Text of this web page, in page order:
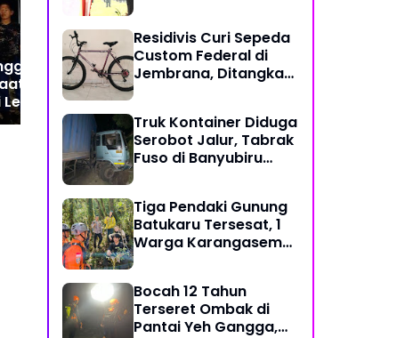
Terseret
Berenang di
Meninggal Saat Ambil
Kelapa Muda untuk
Upacara
Tengah Tantangan
Global
Residivis Curi Sepeda
Custom Federal di
Jembrana, Ditangkap
Truk Kontainer Diduga
Serobot Jalur, Tabrak
Fuso di Banyubiru
Tiga Pendaki Gunung
Batukaru Tersesat, 1
Warga Karangasem
Tim SAR Gabungan
Bocah 12 Tahun
Terseret Ombak di
Pantai Yeh Gangga,